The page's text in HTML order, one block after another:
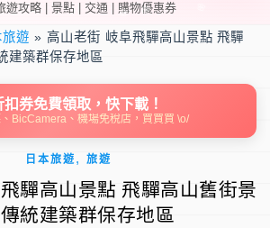
遊攻略 | 景點 | 交通 | 購物優惠券
旅遊 »高山老街 岐阜飛驒高山景點 飛驒
建築群保存地區
扣券免費領取，快下載！
BicCamera、機場免稅店，買買買 \o/
日本旅遊, 旅遊
驒高山景點 飛驒高山舊街景
統建築群保存地區